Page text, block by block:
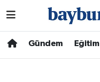
Gündem Eğitim
Hava Durumu